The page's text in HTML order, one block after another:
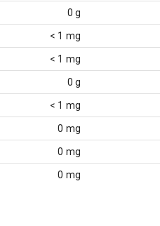
0 g
< 1 mg
< 1 mg
0 g
< 1 mg
0 mg
0 mg
0 mg